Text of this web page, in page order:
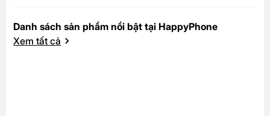
Danh sách sản phẩm nổi bật tại HappyPhone
Xem tất cả